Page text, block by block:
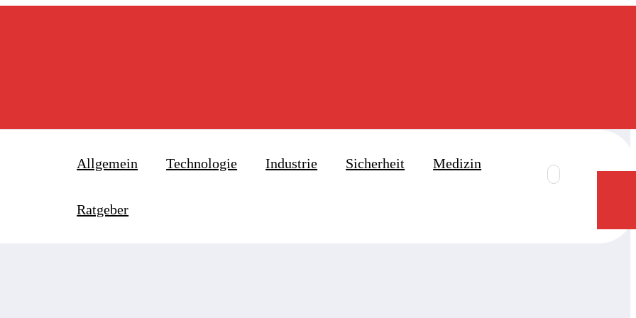
Allgemein Technologie Industrie Sicherheit Medizin
Ratgeber
neuen Ermittlungen für Big Tech, Börse und Wirtschaft bedeuten